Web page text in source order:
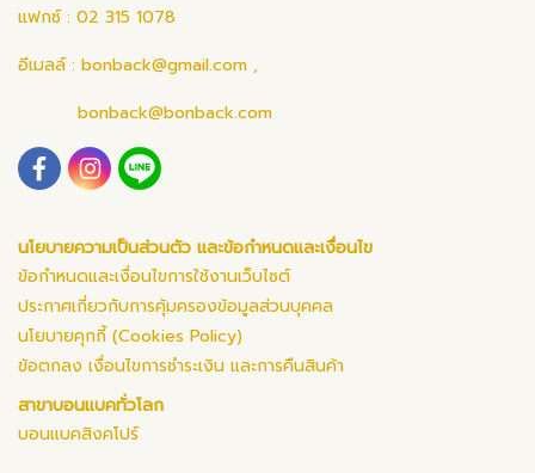
แฟกซ์ : 02 315 1078
อีเมลล์ : bonback@gmail.com ,
bonback@bonback.com
นโยบายความเป็นส่วนตัว และข้อกำหนดและเงื่อนไข
ข้อกำหนดและเงื่อนไขการใช้งานเว็บไซต์
ประกาศเกี่ยวกับการคุ้มครองข้อมูลส่วนบุคคล
นโยบายคุกกี้ (Cookies Policy)
ข้อตกลง เงื่อนไขการชำระเงิน และการคืนสินค้า
สาขาบอนแบคทั่วโลก
บอนแบคสิงคโปร์